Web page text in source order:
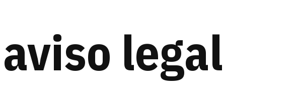
aviso legal